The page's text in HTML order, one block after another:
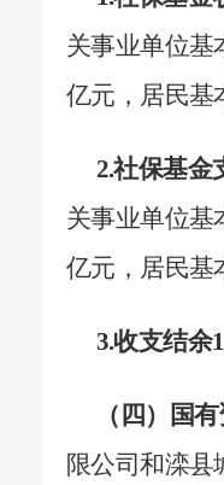
关事业单位基
亿元 ， 居民基
2.社保基金
关事业单位基
亿元 ， 居民基
3.收支结余
（四）国
限公司和滦县